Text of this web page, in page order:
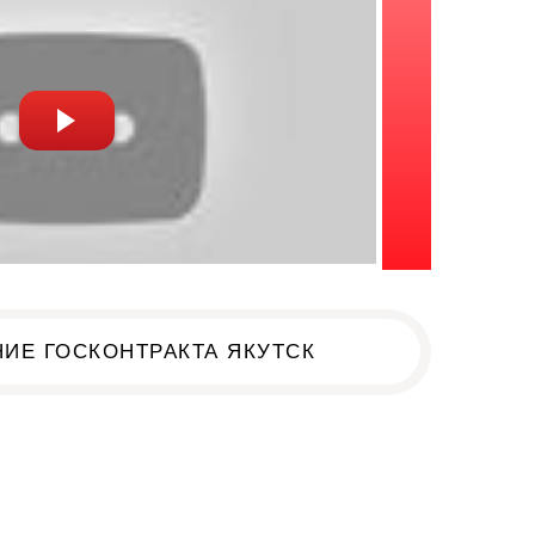
ГОСКОНТРАКТА ЯКУТСК